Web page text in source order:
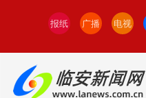
报纸 广播 电视